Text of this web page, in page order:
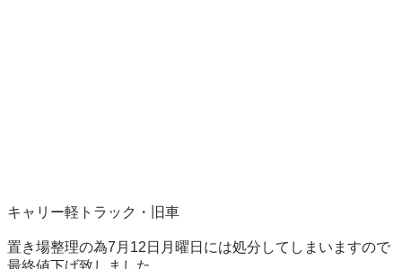
キャリー軽トラック・旧車
置き場整理の為7月12日月曜日には処分してしまいますので
最終値下げ致しました。